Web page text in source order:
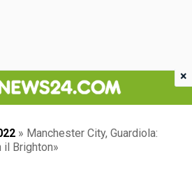
» Manchester City, Guardiola:
il Brighton»
×